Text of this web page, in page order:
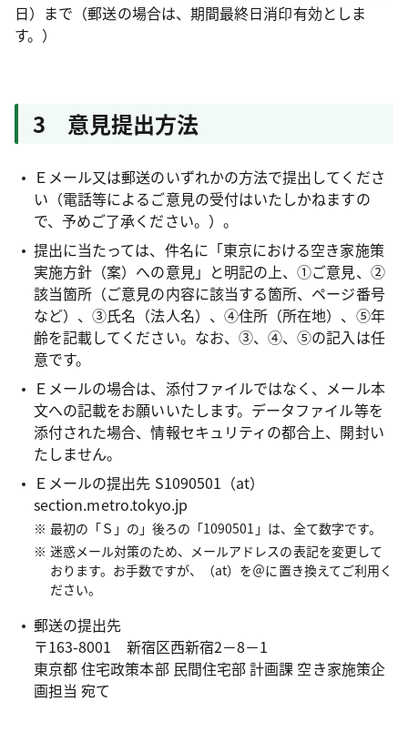
日）まで（郵送の場合は、期間最終日消印有効としま
す。）
3 意見提出方法
Ｅメール又は郵送のいずれかの方法で提出してくださ
い（電話等によるご意見の受付はいたしかねますの
で、予めご了承ください。）。
提出に当たっては、件名に「東京における空き家施策
実施方針（案）への意見」と明記の上、①ご意見、②
該当箇所（ご意見の内容に該当する箇所、ページ番号
など）、③氏名（法人名）、④住所（所在地）、⑤年
齢を記載してください。なお、③、④、⑤の記入は任
意です。
Ｅメールの場合は、添付ファイルではなく、メール本
文への記載をお願いいたします。データファイル等を
添付された場合、情報セキュリティの都合上、開封い
たしません。
Ｅメールの提出先 S1090501（at）
section.metro.tokyo.jp
最初の「Ｓ」の」後ろの「1090501」は、全て数字です。
迷惑メール対策のため、メールアドレスの表記を変更して
おります。お手数ですが、（at）を＠に置き換えてご利用く
ださい。
郵送の提出先
〒163-8001 新宿区西新宿2－8－1
東京都 住宅政策本部 民間住宅部 計画課 空き家施策企
画担当 宛て